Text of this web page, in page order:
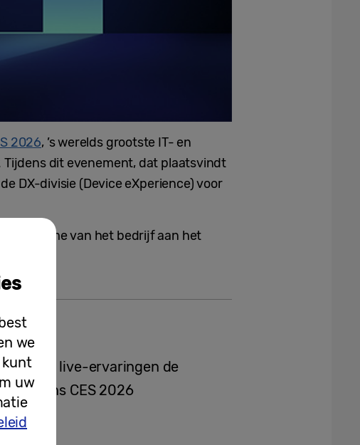
2026, ’s werelds grootste IT- en
Tijdens dit evenement, dat plaatsvindt
DX-divisie (Device eXperience) voor
deelname van het bedrijf aan het
en live-ervaringen de
tijdens CES 2026
we
kunt
uw